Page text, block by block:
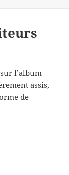
l’album
assis,
de